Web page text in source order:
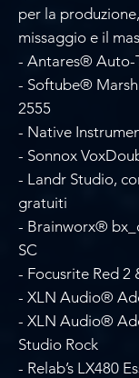
per la
missaggio e il
- Antares® Auto-
- Softube®
2555
- Native
- Sonnox
- Landr Studio,
gratuiti
- Brainworx®
SC
- Focusrite Red 2
- XLN Audio®
- XLN Audio®
Studio Rock
- Relab’s LX480